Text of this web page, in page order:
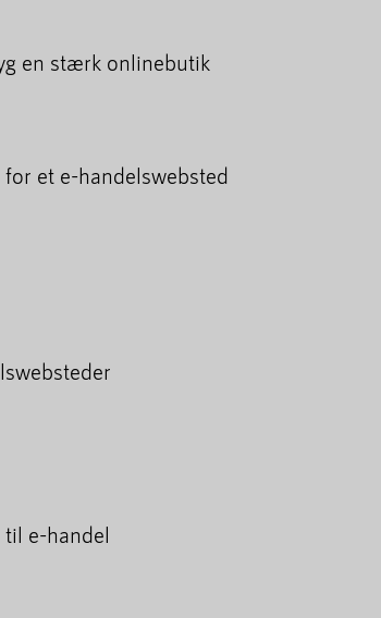
en stærk onlinebutik
et e-handelswebsted
e-handel